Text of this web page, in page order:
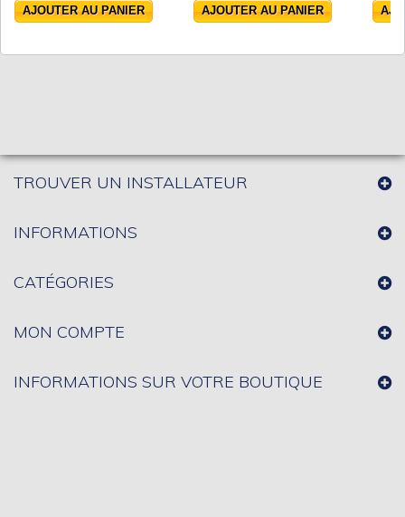
AJOUTER AU PANIER
AJOUTER AU PANIER
TROUVER UN INSTALLATEUR
INFORMATIONS
CATÉGORIES
MON COMPTE
INFORMATIONS SUR VOTRE BOUTIQUE